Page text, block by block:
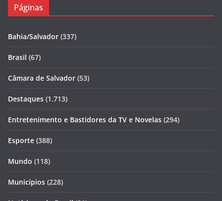
Páginas
Bahia/Salvador (337)
Brasil (67)
Câmara de Salvador (53)
Destaques (1.713)
Entretenimento e Bastidores da TV e Novelas (294)
Esporte (388)
Mundo (118)
Municípios (228)